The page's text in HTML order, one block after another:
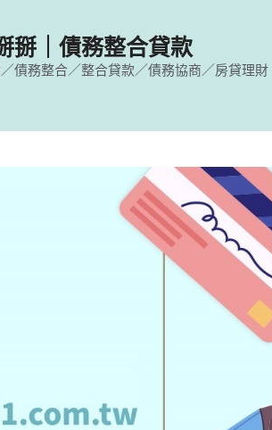
掰｜債務整合貸款
債務整合／整合貸款／債務協商／房貸理財